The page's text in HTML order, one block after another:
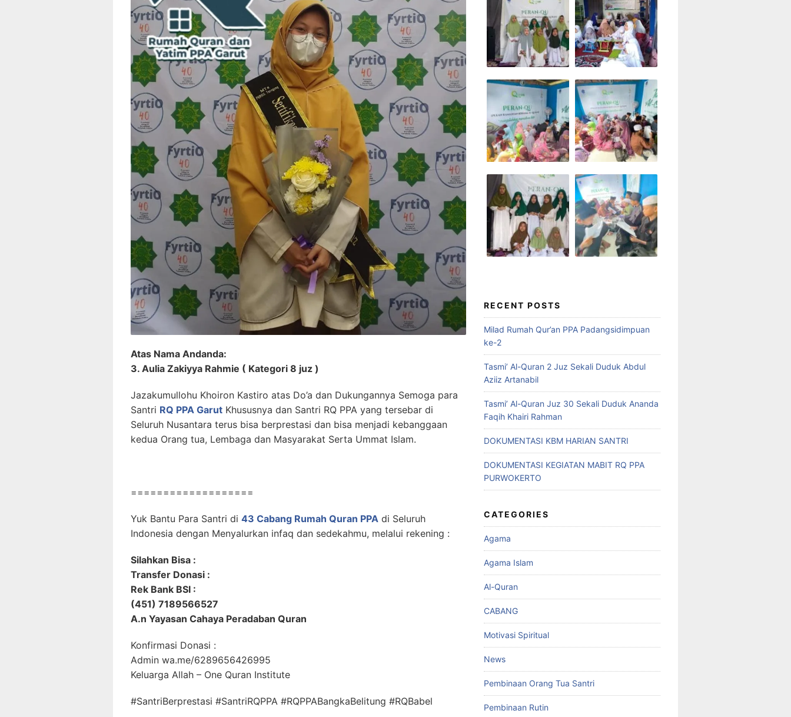
Atas Nama Andanda:
3. Aulia Zakiyya Rahmie ( Kategori 8 juz )
Jazakumullohu Khoiron Kastiro atas Do’a dan Dukungannya Semoga para
Santri RQ PPA Garut Khususnya dan Santri RQ PPA yang tersebar di
Seluruh Nusantara terus bisa berprestasi dan bisa menjadi kebanggaan
kedua Orang tua, Lembaga dan Masyarakat Serta Ummat Islam.
===================
Yuk Bantu Para Santri di 43 Cabang Rumah Quran PPA di Seluruh
Indonesia dengan Menyalurkan infaq dan sedekahmu, melalui rekening :
Silahkan Bisa :
Transfer Donasi :
Rek Bank BSI :
(451) 7189566527
A.n Yayasan Cahaya Peradaban Quran
Konfirmasi Donasi :
Admin wa.me/6289656426995
Keluarga Allah – One Quran Institute
#SantriBerprestasi #SantriRQPPA #RQPPABangkaBelitung #RQBabel
RECENT POSTS
Milad Rumah Qur’an PPA Padangsidimpuan
ke-2
Tasmi’ Al-Quran 2 Juz Sekali Duduk Abdul
Aziiz Artanabil
Tasmi’ Al-Quran Juz 30 Sekali Duduk Ananda
Faqih Khairi Rahman
DOKUMENTASI KBM HARIAN SANTRI
DOKUMENTASI KEGIATAN MABIT RQ PPA
PURWOKERTO
CATEGORIES
Agama
Agama Islam
Al-Quran
CABANG
Motivasi Spiritual
News
Pembinaan Orang Tua Santri
Pembinaan Rutin